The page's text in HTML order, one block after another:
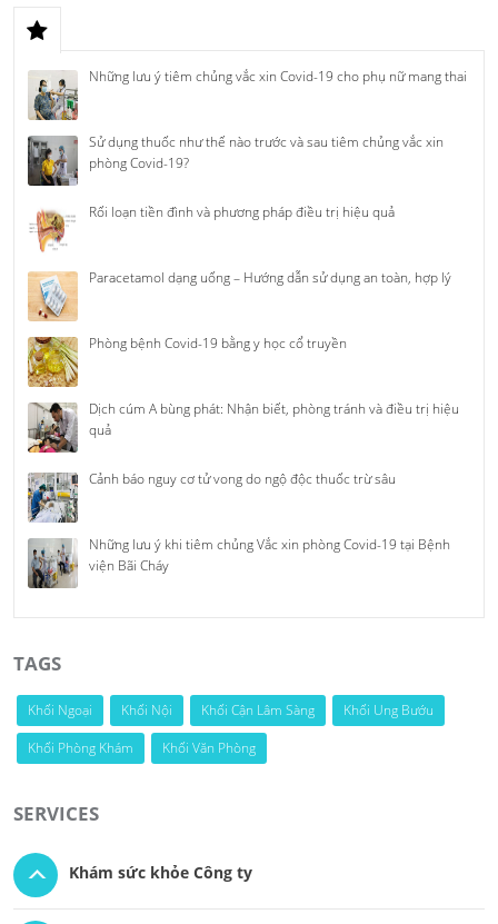
Những lưu ý tiêm chủng vắc xin Covid-19 cho phụ nữ mang thai
Sử dụng thuốc như thế nào trước và sau tiêm chủng vắc xin
phòng Covid-19?
Rối loạn tiền đình và phương pháp điều trị hiệu quả
Paracetamol dạng uống – Hướng dẫn sử dụng an toàn, hợp lý
Phòng bệnh Covid-19 bằng y học cổ truyền
Dịch cúm A bùng phát: Nhận biết, phòng tránh và điều trị hiệu
quả
Cảnh báo nguy cơ tử vong do ngộ độc thuốc trừ sâu
Những lưu ý khi tiêm chủng Vắc xin phòng Covid-19 tại Bệnh
viện Bãi Cháy
TAGS
Khối Ngoại Khối Nội Khối Cận Lâm Sàng
Khối Ung Bướu
Khối Phòng Khám
Khối Văn Phòng
SERVICES
Khám sức khỏe Công ty